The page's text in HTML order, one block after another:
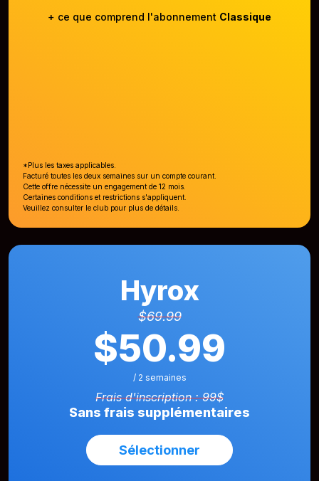
+ ce que comprend l'abonnement Classique
*Plus les taxes applicables.
Facturé toutes les deux semaines sur un compte courant.
Cette offre nécessite un engagement de 12 mois.
Certaines conditions et restrictions s'appliquent.
Veuillez consulter le club pour plus de détails.
Hyrox
$69.99
$50.99
/ 2 semaines
Frais d'inscription : 99$
Sans frais supplémentaires
Sélectionner